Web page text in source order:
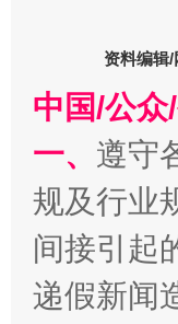
千年窑
资料编辑/
中国/公
一、 遵守
规及行业
间接引起
递假新闻